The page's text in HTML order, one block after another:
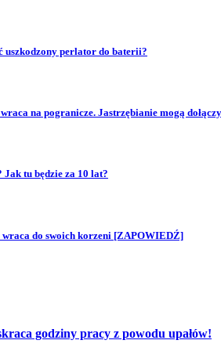
perlator do baterii?
na pogranicze. Jastrzębianie mogą
Jak tu będzie za 10 lat?
wraca do swoich korzeni [ZAPOWIEDŹ]
godziny pracy z powodu upałów!